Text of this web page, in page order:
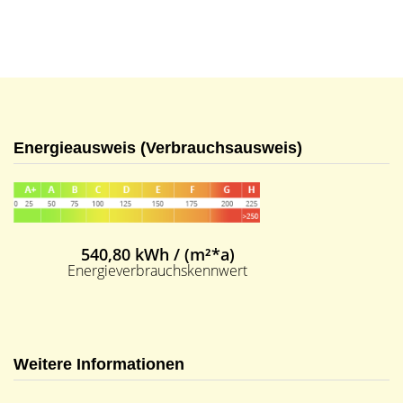
Energieausweis (Verbrauchsausweis)
540,80 kWh / (m²*a)
Energieverbrauchskennwert
Weitere Informationen